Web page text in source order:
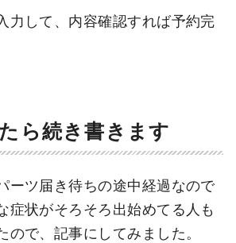
力して、内容確認すれば予約完
ら続き書きます
ーツ届き待ちの途中経過なので
症状がそろそろ出始めてる人も
ので、記事にしてみました。